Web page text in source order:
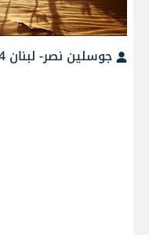
جوسلين نصر- لبنان 24